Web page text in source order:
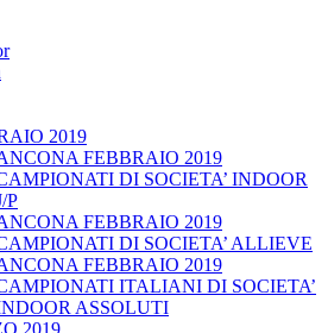
2019
FEBBRAIO 2019
DI SOCIETA’ INDOOR
P
FEBBRAIO 2019
DI SOCIETA’ ALLIEVE
FEBBRAIO 2019
ITALIANI DI SOCIETA’
ASSOLUTI
2019